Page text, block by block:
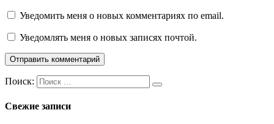
Уведомить меня о новых комментариях по email.
Уведомлять меня о новых записях почтой.
Поиск:
Свежие записи